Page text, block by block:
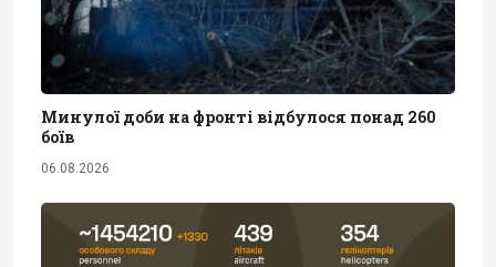
Минулої доби на фронті відбулося понад 260
боїв
06.08.2026